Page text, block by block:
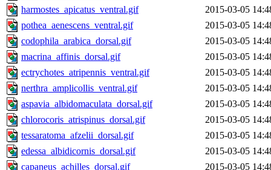
harmostes_apicatus_ventral.gif
2015-03-05
pothea_aenescens_ventral.gif
2015-03-05
codophila_arabica_dorsal.gif
2015-03-05
macrina_affinis_dorsal.gif
2015-03-05
ectrychotes_atripennis_ventral.gif
2015-03-05
nerthra_amplicollis_ventral.gif
2015-03-05
aspavia_albidomaculata_dorsal.gif
2015-03-05
chlorocoris_atrispinus_dorsal.gif
2015-03-05
tessaratoma_afzelii_dorsal.gif
2015-03-05
edessa_albidicornis_dorsal.gif
2015-03-05
capaneus_achilles_dorsal.gif
2015-03-05